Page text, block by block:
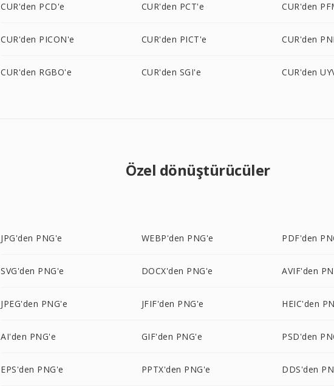
CUR'den PCD'e CUR'den PCT'e CUR'den
CUR'den PICON'e CUR'den PICT'e CUR'den
CUR'den RGBO'e CUR'den SGI'e CUR'den
Özel dönüştürücüler
JPG'den PNG'e WEBP'den PNG'e PDF'den
SVG'den PNG'e DOCX'den PNG'e AVIF'den
JPEG'den PNG'e JFIF'den PNG'e HEIC'den
AI'den PNG'e GIF'den PNG'e PSD'den
EPS'den PNG'e PPTX'den PNG'e DDS'den